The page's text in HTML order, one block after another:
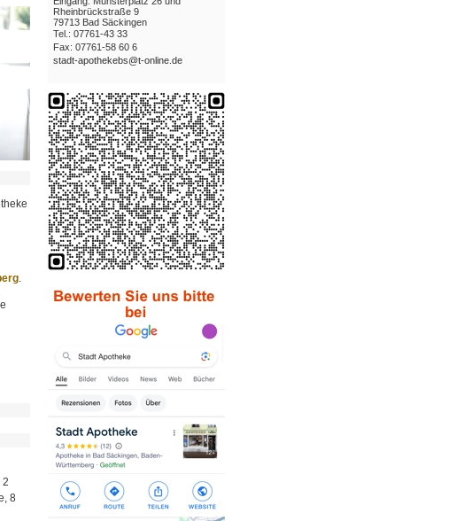
2
8
Rheinbrückstraße 9
79713 Bad Säckingen
Tel.: 07761-43 33
Fax: 07761-58 60 6
stadt-apothekebs@t-online.de